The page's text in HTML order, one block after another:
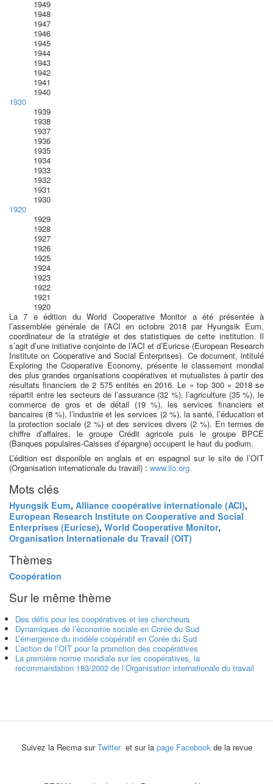
1949
1948
1947
1946
1945
1944
1943
1942
1941
1940
1930
1939
1938
1937
1936
1935
1934
1933
1932
1931
1930
1920
1929
1928
1927
1926
1925
1924
1923
1922
1921
1920
La 7 e édition du World Cooperative Monitor a été présentée à
l’assemblée générale de l’ACI en octobre 2018 par Hyungsik Eum,
coordinateur de la stratégie et des statistiques de cette institution. Il
s’agit d’une initiative conjointe de l’ACI et d’Euricse (European Research
Institute on Cooperative and Social Enterprises). Ce document, intitulé
Exploring the Cooperative Economy, présente le classement mondial
des plus grandes organisations coopératives et mutualistes à partir des
résultats financiers de 2 575 entités en 2016. Le « top 300 » 2018 se
répartit entre les secteurs de l’assurance (32 %), l’agriculture (35 %), le
commerce de gros et de détail (19 %), les services financiers et
bancaires (8 %), l’industrie et les services (2 %), la santé, l’éducation et
la protection sociale (2 %) et des services divers (2 %). En termes de
chiffre d’affaires, le groupe Crédit agricole puis le groupe BPCE
(Banques populaires-Caisses d’épargne) occupent le haut du podium.
L’édition est disponible en anglais et en espagnol sur le site de l’OIT
(Organisation internationale du travail) : www.ilo.org.
Mots clés
Hyungsik Eum, Alliance coopérative internationale (ACI),
European Research Institute on Cooperative and Social
Enterprises (Euricse), World Cooperative Monitor,
Organisation Internationale du Travail (OIT)
Thèmes
Coopération
Sur le même thème
Des défis pour les coopératives et les chercheurs
Dynamiques de l’économie sociale en Corée du Sud
L’émergence du modèle coopératif en Corée du Sud
L’action de l’OIT pour la promotion des coopératives
La première norme mondiale sur les coopératives, la
recommandation 193/2002 de l’Organisation internationale du travail
Suivez la Recma surTwitter et sur la page Facebookde la revue